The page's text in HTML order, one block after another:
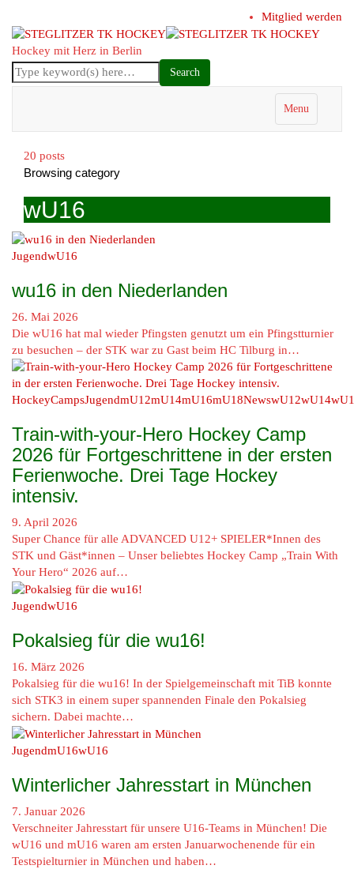
Mitglied werden
Hockey mit Herz in Berlin
Menu
20 posts
Browsing category
wU16
JugendwU16
wu16 in den Niederlanden
26. Mai 2026
Die wU16 hat mal wieder Pfingsten genutzt um ein Pfingstturnier
zu besuchen – der STK war zu Gast beim HC Tilburg in…
HockeyCampsJugendmU12mU14mU16mU18NewswU12wU14
Train-with-your-Hero Hockey Camp
2026 für Fortgeschrittene in der ersten
Ferienwoche. Drei Tage Hockey
intensiv.
9. April 2026
Super Chance für alle ADVANCED U12+ SPIELER*Innen des
STK und Gäst*innen – Unser beliebtes Hockey Camp „Train With
Your Hero“ 2026 auf…
JugendwU16
Pokalsieg für die wu16!
16. März 2026
Pokalsieg für die wu16! In der Spielgemeinschaft mit TiB konnte
sich STK3 in einem super spannenden Finale den Pokalsieg
sichern. Dabei machte…
JugendmU16wU16
Winterlicher Jahresstart in München
7. Januar 2026
Verschneiter Jahresstart für unsere U16-Teams in München! Die
wU16 und mU16 waren am ersten Januarwochenende für ein
Testspielturnier in München und haben…